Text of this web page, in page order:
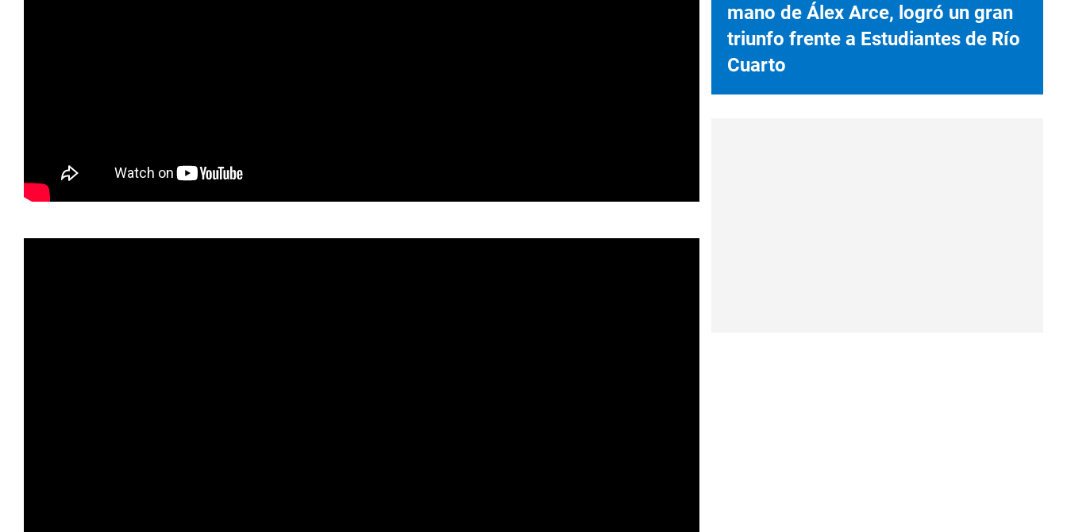
mano de Álex Arce, logró un gran
triunfo frente a Estudiantes de Río
Cuarto